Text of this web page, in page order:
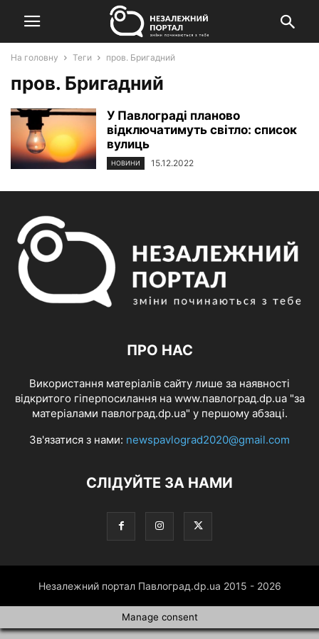
На головну Теги пров. Бригадний
пров. Бригадний
У Павлограді планово
відключатимуть світло: список
вулиць
НОВИНИ 15.12.2022
ПРО НАС
Використання матеріалів сайту лише за наявності
відкритого гіперпосилання на www.павлоград.dp.ua "за
матеріалами павлоград.dp.ua" у першому абзаці.
Зв'язатися з нами: newspavlograd2020@gmail.com
СЛІДУЙТЕ ЗА НАМИ
Незалежний портал Павлоград.dp.ua 2015 - 2026
Manage consent